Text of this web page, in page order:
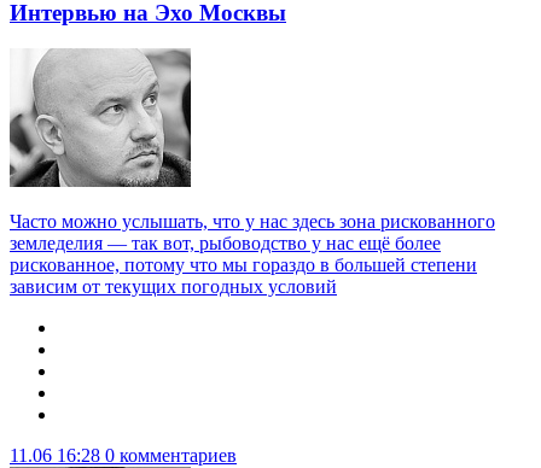
Интервью на Эхо Москвы
Часто можно услышать, что у нас здесь зона рискованного
земледелия — так вот, рыбоводство у нас ещё более
рискованное, потому что мы гораздо в большей степени
зависим от текущих погодных условий
11.06 16:28 0 комментариев